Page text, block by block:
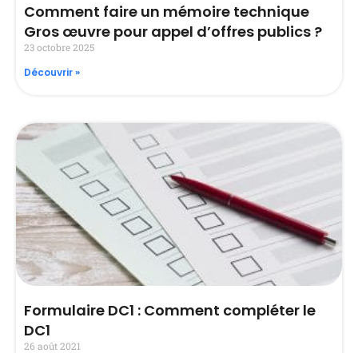
Comment faire un mémoire technique
Gros œuvre pour appel d’offres publics ?
23 octobre 2025
Découvrir »
Formulaire DC1 : Comment compléter le
DC1
26 août 2021